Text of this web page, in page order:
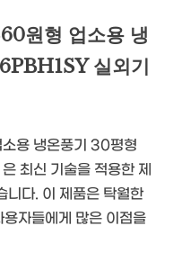
원형 업소용 냉
실외기
용 냉온풍기 30평형
최신 기술을 적용한 제
니다. 이 제품은 탁월한
자들에게 많은 이점을